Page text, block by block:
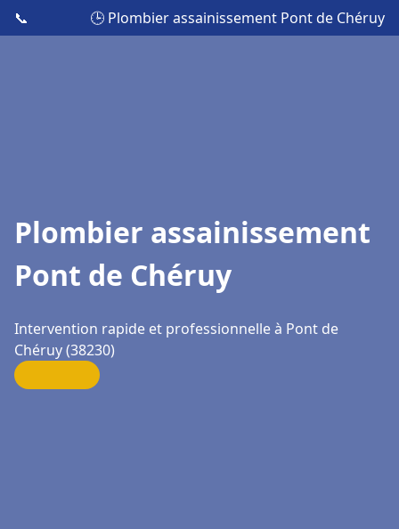
📞 🕒 Plombier assainissement Pont de Chéruy
Plombier assainissement
Pont de Chéruy
Intervention rapide et professionnelle à Pont de
Chéruy (38230)